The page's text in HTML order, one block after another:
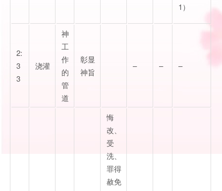
1）
2:
3
3
浇灌
神
工
作
的
管
道
彰显
神旨
– – –
悔
改、
受
洗、
罪得
赦免